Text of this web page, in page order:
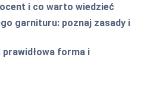
i co warto wiedzieć
garnituru: poznaj zasady i
prawidłowa forma i